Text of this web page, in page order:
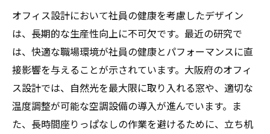
オフィス設計において社員の健康を考慮したデザイン
は、長期的な生産性向上に不可欠です。最近の研究で
は、快適な職場環境が社員の健康とパフォーマンスに直
接影響を与えることが示されています。大阪府のオフィ
ス設計では、自然光を最大限に取り入れる窓や、適切な
温度調整が可能な空調設備の導入が進んでいます。ま
た、長時間座りっぱなしの作業を避けるために、立ち机